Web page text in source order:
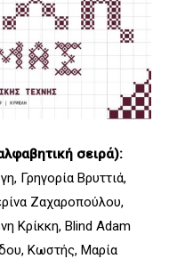
σειρά):
Γρηγορία Βρυττιά,
Ζαχαροπούλου,
Κρίκκη, Blind Adam
Κωστής, Μαρία